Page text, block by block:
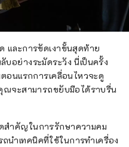
และการขัดเงาขั้นสุดท้าย
อย่างระมัดระวัง นี่เป็นครั้ง
อนแรกการเคลื่อนไหวจะดู
จะสามารถขยับมือได้ราบรื่น
สำคัญในการรักษาความคม
ำเทคนิคที่ใช้ในการทำเครื่อง